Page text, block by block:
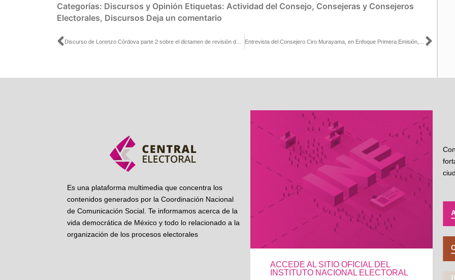
Categorías: Discursos y Opinión Etiquetas: Actividad del Consejo, Consejeras y Consejeros
Electorales, Discursos Deja un comentario
Ant
Es una plataforma multimedia que concentra los
contenidos generados por la Coordinación Nacional
de Comunicación Social. Te informamos acerca de la
vida democrática de México y todo lo relacionado a la
organización de los procesos electorales
ACCEDE AL SITIO OFICIAL DEL
INSTITUTO NACIONAL ELECTORAL